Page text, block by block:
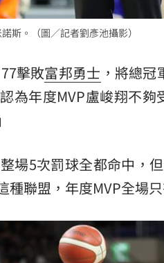
！ 11:00
斯。（圖／記者劉彥池攝影）
擊敗富邦勇士 ，將總
為年度MVP盧峻翔不
場5次罰球全都命中，
聯盟，年度MVP全場只